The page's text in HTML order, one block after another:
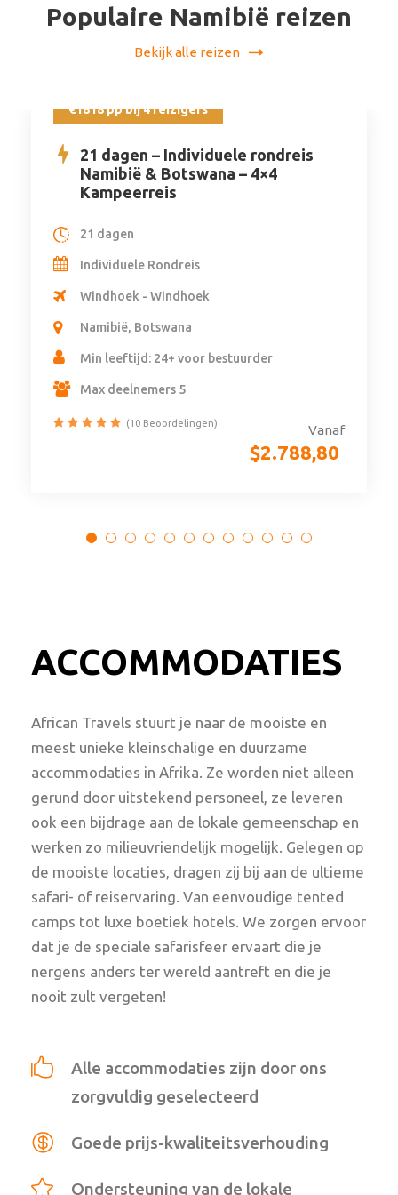
Populaire Namibië reizen
Bekijk alle reizen
€1818 pp bij 4 reizigers
21 dagen – Individuele rondreis
Namibië & Botswana – 4×4
Kampeerreis
Vanaf
2.788,80
21 dagen
Individuele Rondreis
Windhoek - Windhoek
Namibië, Botswana
Min leeftijd: 24+ voor bestuurder
Max deelnemers 5
(10 Beoordelingen)
ACCOMMODATIES
African Travels stuurt je naar de mooiste en
meest unieke kleinschalige en duurzame
accommodaties in Afrika. Ze worden niet alleen
gerund door uitstekend personeel, ze leveren
ook een bijdrage aan de lokale gemeenschap en
werken zo milieuvriendelijk mogelijk. Gelegen op
de mooiste locaties, dragen zij bij aan de ultieme
safari- of reiservaring. Van eenvoudige tented
camps tot luxe boetiek hotels. We zorgen ervoor
dat je de speciale safarisfeer ervaart die je
nergens anders ter wereld aantreft en die je
nooit zult vergeten!
Alle accommodaties zijn door ons
zorgvuldig geselecteerd
Goede prijs-kwaliteitsverhouding
Ondersteuning van de lokale